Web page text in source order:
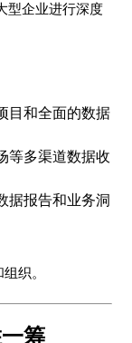
型企业进行深度
目和全面的数据
等多渠道数据收
据报告和业务洞
织。
筹